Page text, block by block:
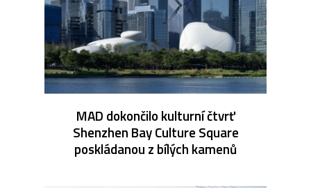
MAD dokončilo kulturní čtvrť
Shenzhen Bay Culture Square
poskládanou z bílých kamenů